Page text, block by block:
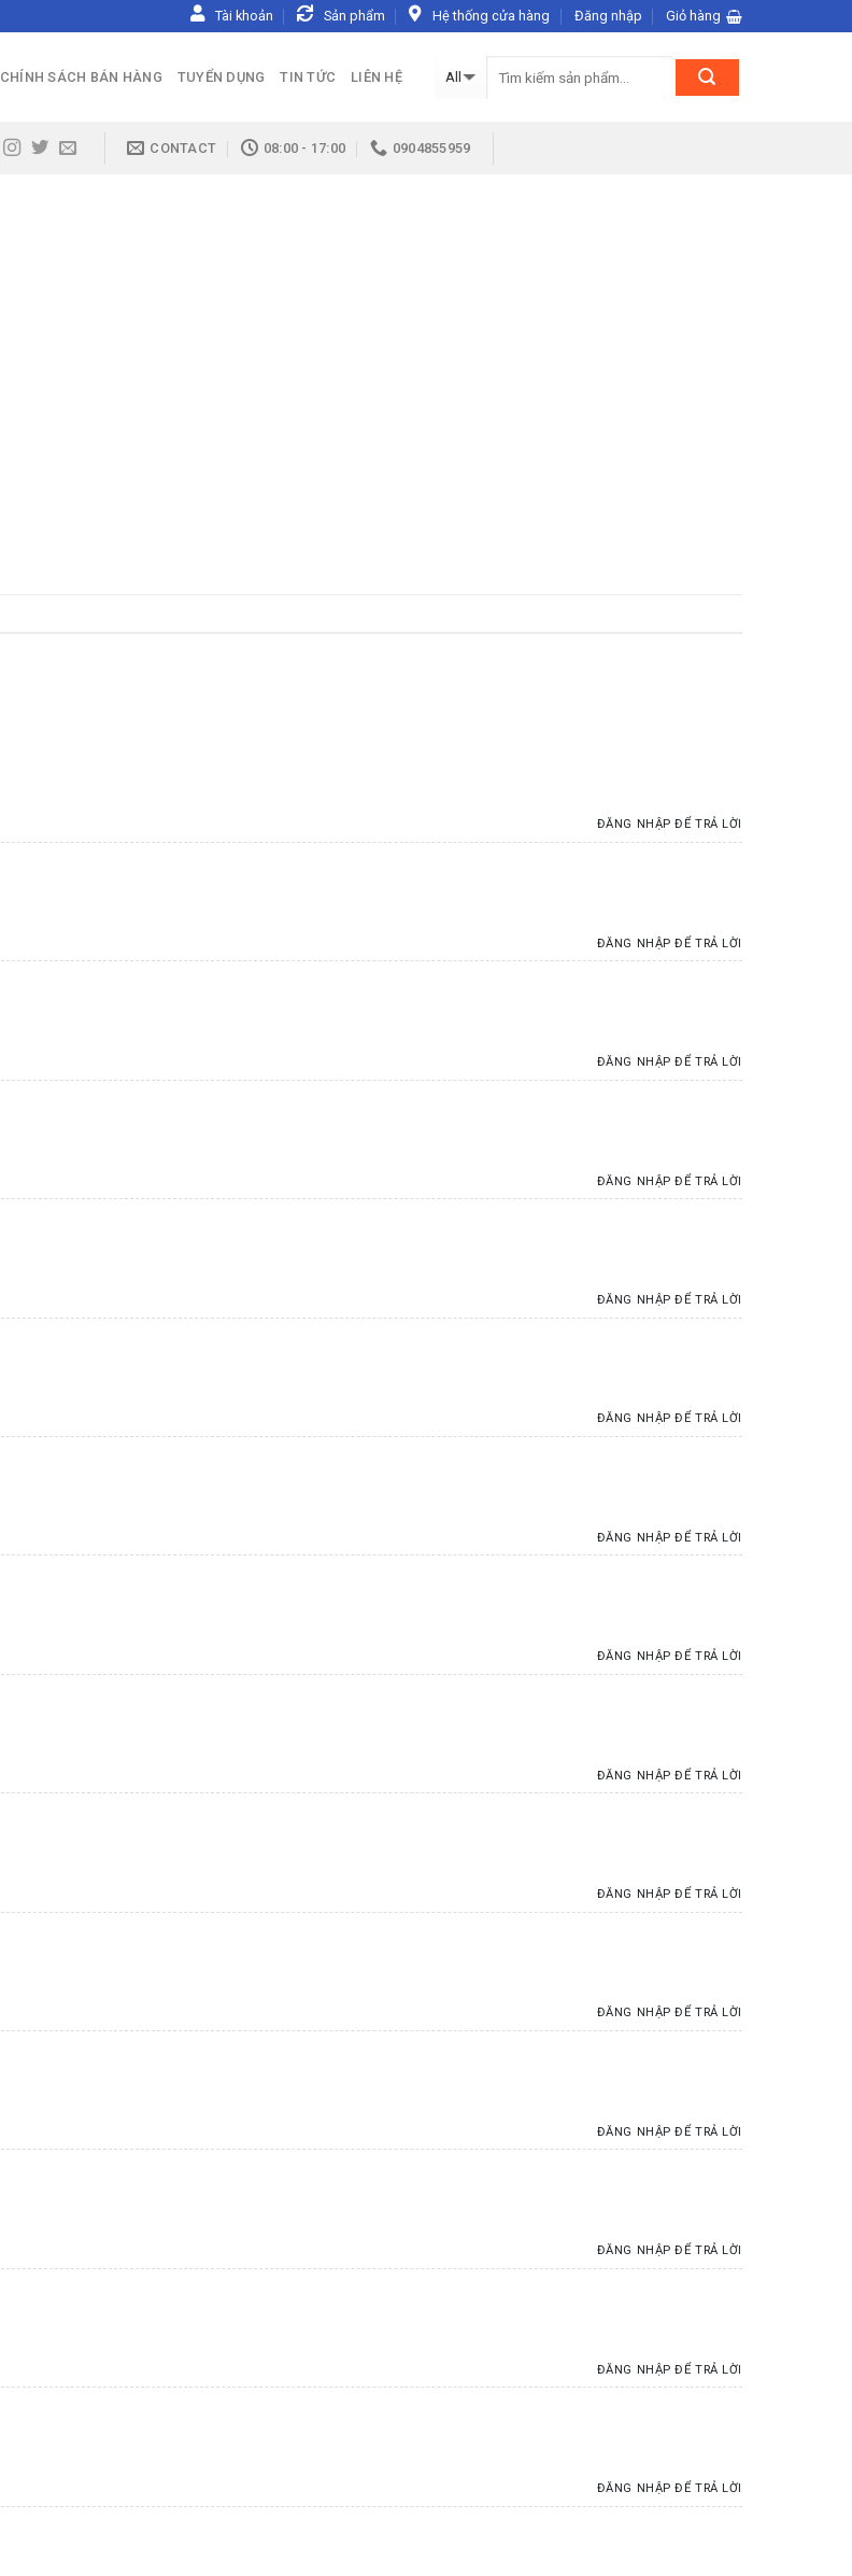
Tài khoản Sản phẩm Hệ thống cửa hàng Đăng nhập Giỏ hàng
CHÍNH SÁCH BÁN HÀNG TUYỂN DỤNG TIN TỨC LIÊN HỆ
CONTACT 08:00 - 17:00 0904855959
ĐĂNG NHẬP ĐỂ TRẢ LỜI
ĐĂNG NHẬP ĐỂ TRẢ LỜI
ĐĂNG NHẬP ĐỂ TRẢ LỜI
ĐĂNG NHẬP ĐỂ TRẢ LỜI
ĐĂNG NHẬP ĐỂ TRẢ LỜI
ĐĂNG NHẬP ĐỂ TRẢ LỜI
ĐĂNG NHẬP ĐỂ TRẢ LỜI
ĐĂNG NHẬP ĐỂ TRẢ LỜI
ĐĂNG NHẬP ĐỂ TRẢ LỜI
ĐĂNG NHẬP ĐỂ TRẢ LỜI
ĐĂNG NHẬP ĐỂ TRẢ LỜI
ĐĂNG NHẬP ĐỂ TRẢ LỜI
ĐĂNG NHẬP ĐỂ TRẢ LỜI
ĐĂNG NHẬP ĐỂ TRẢ LỜI
ĐĂNG NHẬP ĐỂ TRẢ LỜI